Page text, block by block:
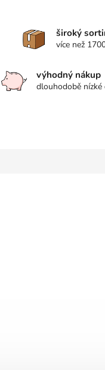
široký
více než
výhodný nákup
dlouhodobě nízké